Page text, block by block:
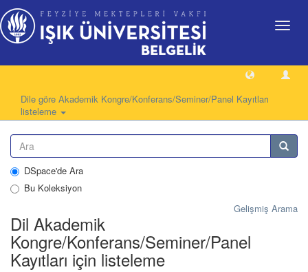
Geçiş
Dile göre Akademik Kongre/Konferans/Seminer/Panel Kayıtları
listeleme
DSpace'de Ara
Bu Koleksiyon
Gelişmiş Arama
Dil Akademik
Kongre/Konferans/Seminer/Panel
Kayıtları için listeleme